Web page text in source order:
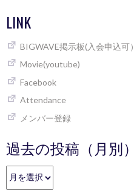
LINK
BIGWAVE掲示板(入会申込可）
Movie(youtube)
Facebook
Attendance
メンバー登録
過去の投稿（月別）
過
去